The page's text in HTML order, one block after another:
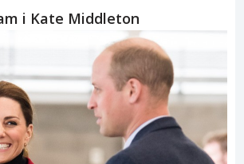
i Kate Middleton